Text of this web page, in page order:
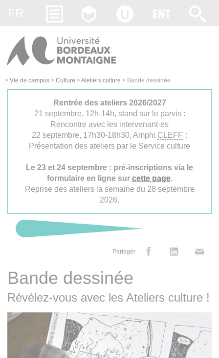
> Vie de campus > Culture >Ateliers culture > Bande dessinée
Rentrée des ateliers 2026/2027
21 septembre, 12h-14h, stand sur le parvis :
Rencontre avec les intervenant·es
22 septembre, 17h30-18h30, Amphi CLEFF :
Présentation des ateliers par le Service culture
Le 23 et 24 septembre : pré-inscriptions via le
formulaire en ligne sur cette page.
Reprise des ateliers la semaine du 28 septembre
2026.
Partager
Bande dessinée
Révélez-vous avec les Ateliers culture !